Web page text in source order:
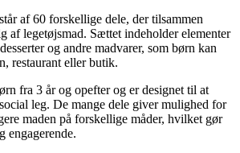
af 60 forskellige dele, der tilsammen
af legetøjsmad. Sættet indeholder elementer
og andre madvarer, som børn kan
restaurant eller butik.
fra 3 år og opefter og er designet til at
leg. De mange dele giver mulighed for
maden på forskellige måder, hvilket gør
engagerende.